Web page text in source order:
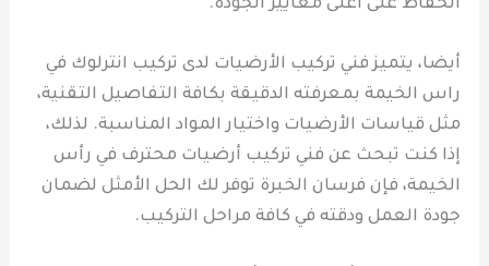
الحفاظ على أعلى معايير الجودة.
أيضا، يتميز فني تركيب الأرضيات لدى تركيب انترلوك في
راس الخيمة بمعرفته الدقيقة بكافة التفاصيل التقنية،
مثل قياسات الأرضيات واختيار المواد المناسبة. لذلك،
إذا كنت تبحث عن فني تركيب أرضيات محترف في رأس
الخيمة، فإن فرسان الخبرة توفر لك الحل الأمثل لضمان
جودة العمل ودقته في كافة مراحل التركيب.